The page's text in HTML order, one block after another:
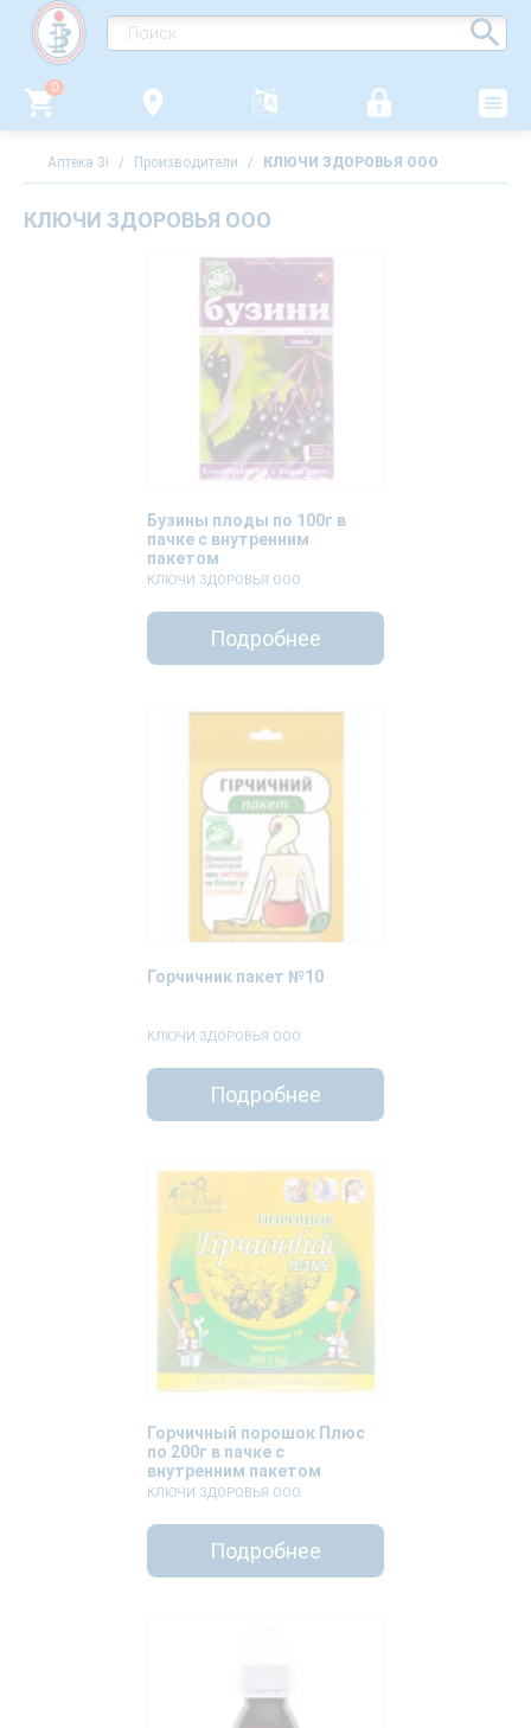
0
Аптека 3i / Производители / КЛЮЧИ ЗДОРОВЬЯ ООО
КЛЮЧИ ЗДОРОВЬЯ ООО
Бузины плоды по 100г в
пачке с внутренним
пакетом
КЛЮЧИ ЗДОРОВЬЯ ООО
Подробнее
Горчичник пакет №10
КЛЮЧИ ЗДОРОВЬЯ ООО
Подробнее
Горчичный порошок Плюс
по 200г в пачке с
внутренним пакетом
КЛЮЧИ ЗДОРОВЬЯ ООО
Подробнее